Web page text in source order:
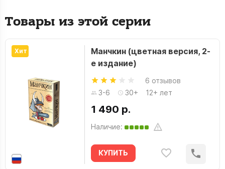
Товары из этой серии
Хит
Манчкин (цветная версия, 2-
е издание)
6 отзывов
3-6
30+ 12+ лет
1 490 р.
Наличие:
КУПИТЬ